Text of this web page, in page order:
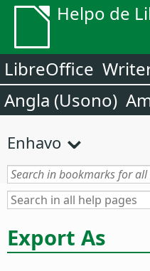
Helpo de
LibreOffice
Angla (Usono)
Enhavo
Export As